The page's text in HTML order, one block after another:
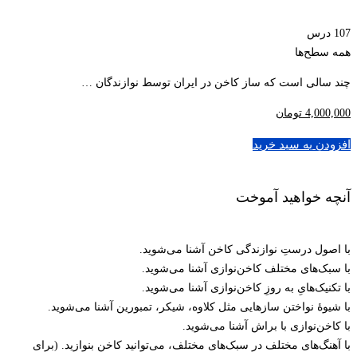
107 درس
همه سطح‌ها
چند سالی است که ساز کاخن در ایران توسط نوازندگان …
4,000,000 تومان
افزودن به سبد خرید
آنچه خواهید آموخت
با اصول درستِ نوازندگی کاخن آشنا می‌شوید.
با سبک‌های مختلف کاخن‌نوازی آشنا می‌شوید.
با تکنیک‌هایِ به روزِ کاخن‌نوازی آشنا می‌شوید.
با شیوۀ نواختن سازهایی مثل کلاوه، شیکر، تمبورین آشنا می‌شوید.
با کاخن‌نوازی با براش آشنا می‌شوید.
با آهنگ‌های مختلف در سبک‌های مختلف، می‌توانید کاخن بنوازید. (برای